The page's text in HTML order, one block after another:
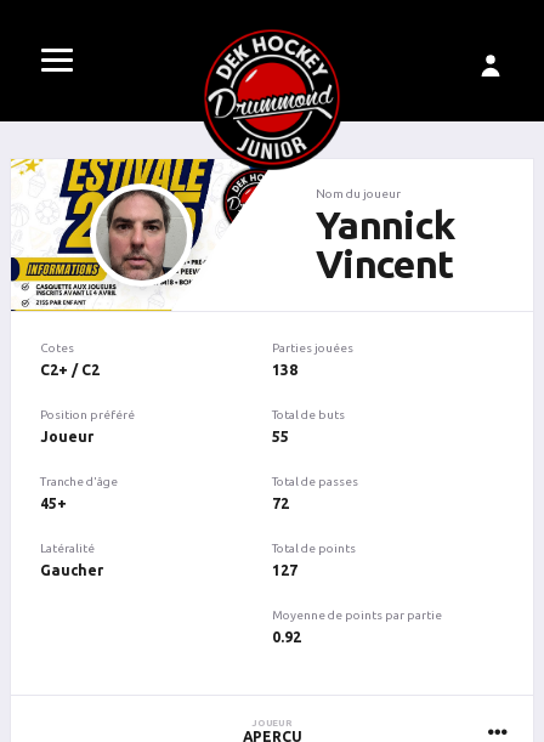
Nom du joueur
Yannick
Vincent
Cotes
C2+ / C2
Position préféré
Joueur
Tranche d'âge
45+
Latéralité
Gaucher
Parties jouées
138
Total de buts
55
Total de passes
72
Total de points
127
Moyenne de points par partie
0.92
JOUEUR
APERÇU